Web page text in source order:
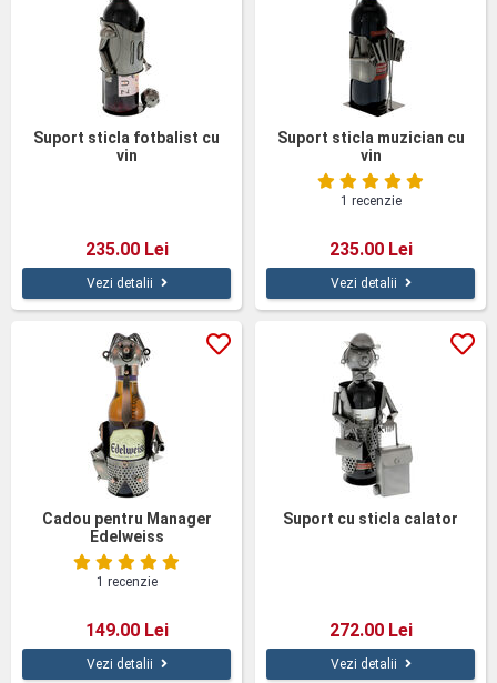
Suport sticla fotbalist cu
vin
235.00 Lei
Vezi detalii
Suport sticla muzician cu
vin
1 recenzie
235.00 Lei
Vezi detalii
Cadou pentru Manager
Edelweiss
1 recenzie
149.00 Lei
Vezi detalii
Suport cu sticla calator
272.00 Lei
Vezi detalii